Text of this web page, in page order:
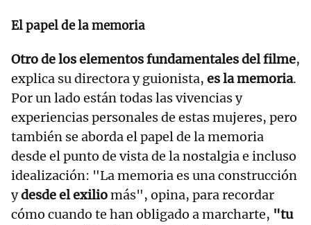
El papel de la memoria
Otro de los elementos fundamentales del filme,
explica su directora y guionista, es la memoria.
Por un lado están todas las vivencias y
experiencias personales de estas mujeres, pero
también se aborda el papel de la memoria
desde el punto de vista de la nostalgia e incluso
idealización: "La memoria es una construcción
ydesde el exiliomás", opina, para recordar
cómo cuando te han obligado a marcharte, "tu